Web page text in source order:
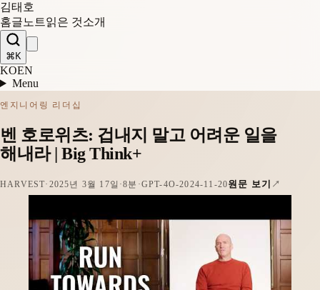
김태호
홈글 노트읽은 것소개
⌘K
KOEN
Menu
엔지니어링 리더십
벤 호로위츠: 겁내지 말고 어려운 일을
해내라 | Big Think+
HARVEST· 2025년 3월 17일 ·8분 ·GPT-4O-2024-11-20원문 보기